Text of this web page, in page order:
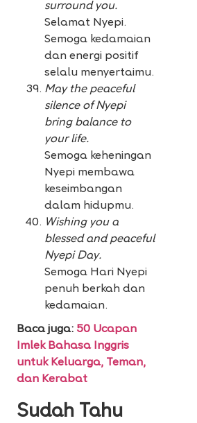
surround you.
Selamat Nyepi.
Semoga kedamaian
dan energi positif
selalu menyertaimu.
May the peaceful
silence of Nyepi
bring balance to
your life.
Semoga keheningan
Nyepi membawa
keseimbangan
dalam hidupmu.
Wishing you a
blessed and peaceful
Nyepi Day.
Semoga Hari Nyepi
penuh berkah dan
kedamaian.
Baca juga: 50 Ucapan
Imlek Bahasa Inggris
untuk Keluarga, Teman,
dan Kerabat
Sudah Tahu